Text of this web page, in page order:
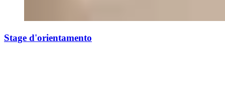
Stage d'orientamento